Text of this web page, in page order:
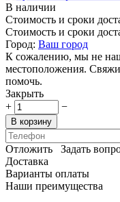
В наличии
Стоимость и сроки
Стоимость и сроки
Город: Ваш город
К сожалению, мы не
местоположения.
помочь.
Закрыть
+
−
В корзину
Отложить
Задать
Доставка
Варианты оплаты
Наши преимущества